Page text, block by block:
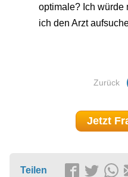
optimale? Ich würde
ich den Arzt
Zurück
Jetzt
Teilen